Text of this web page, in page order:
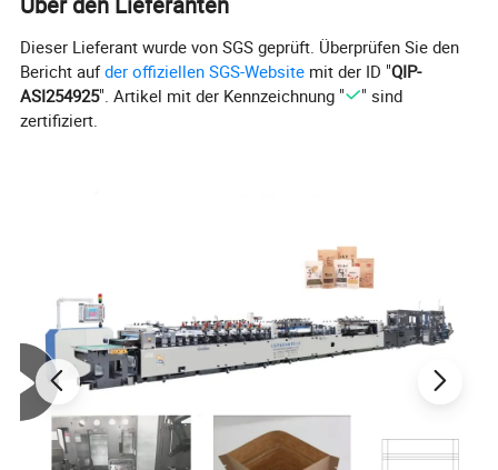
doppelte Fütterung
BOPP, C0PP, PET, PVC, Nylon und andere Kunststoff-Verbundfolie Dünnschicht-Mehrschicht-Co-extrudierte Folie, Aluminium-Verbundfolie, Papier-
Mechanisch höchster Schlag 180 Hübe/min, begrenzte Beutellänge 150mm, je nach Material)
Maximale Geschwindigkeit der
≤ 40 m / min (je nach Material)
Abmessungen der Tasche
Um 70kw (nur Strom auf die tatsächliche Nutzung der Leistung ist in der Regel um 40kw, während die allgemeine Leistung von etwa 35kW)
8mm ( Shanghai Baosteel )
Schwarz grauer Körper, weißer Deckel, Teil schwarz, Nickel, Chrom
Dieser Lieferant wurde von SGS geprüft. Überprüfen Sie den
Bericht aufder offiziellen SGS-Website mit der ID "QIP-
ASI254925". Artikel mit der Kennzeichnung "
" sind
zertifiziert.